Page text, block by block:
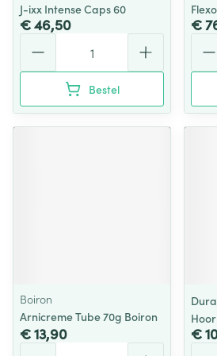
J-ixx Intense Caps 60
€ 46,50
Bestel
€
Boiron
Arnicreme Tube 70g Boiron
€ 13,90 €